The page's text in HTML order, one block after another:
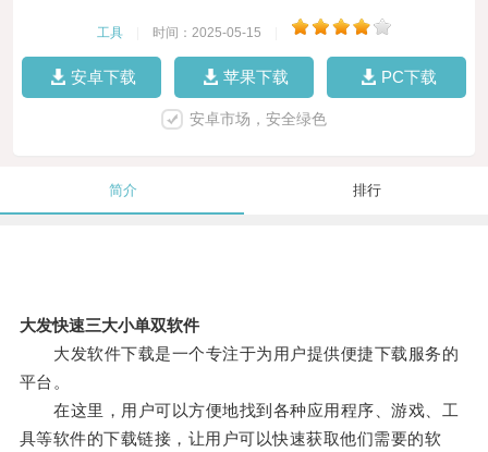
工具 时间：2025-05-15
安卓下载 苹果下载 PC下载
安卓市场，安全绿色
简介 排行
大发快速三大小单双软件
大发软件下载是一个专注于为用户提供便捷下载服务的
平台。
在这里，用户可以方便地找到各种应用程序、游戏、工
具等软件的下载链接，让用户可以快速获取他们需要的软